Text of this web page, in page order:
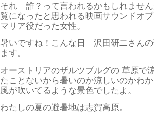
それ 誰？って言われるかもしれませ
覧になったと思われる映画サウンドオ
マリア役だった女性。
暑いですね！こんな日 沢田研二さん
ます。
オーストリアのザルツブルグの 草原で
たことないから暑いのか涼しいのかわ
風が吹いてるような景色でしたよ。
わたしの夏の避暑地は志賀高原。